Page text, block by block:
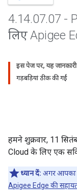
4.14.07.07 -
लिए Apigee
इस पेज पर, यह
गड़बड़ियां ठीक की गईं
हमने शुक्रवार, 11
Cloud के लिए एक
ध्यान दें: अगर आपका
Apigee Edge की